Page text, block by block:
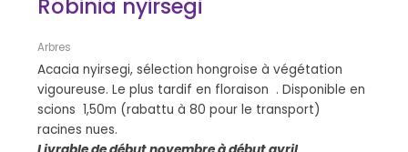
Robinia nyirsegi
Arbres
Acacia nyirsegi, sélection hongroise à végétation
vigoureuse. Le plus tardif en floraison . Disponible en
scions 1,50m (rabattu à 80 pour le transport)
racines nues.